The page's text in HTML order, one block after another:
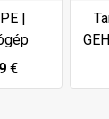
|
€